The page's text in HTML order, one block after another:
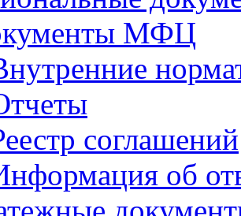
МФЦ
соглашений
об